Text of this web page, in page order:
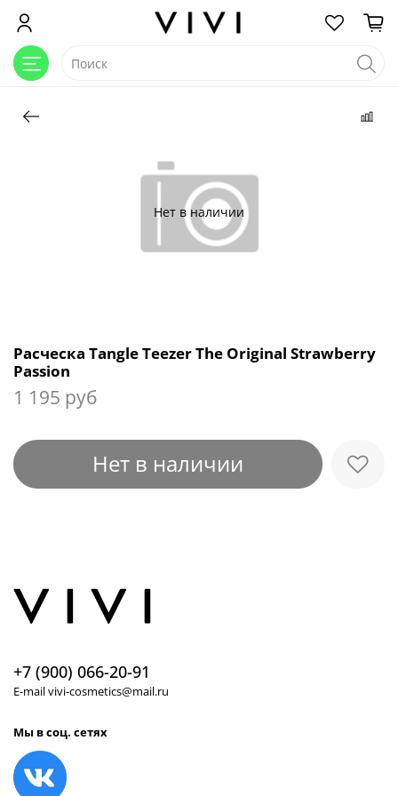
Нет в наличии
Расческа Tangle Teezer The Original Strawberry
Passion
1 195 руб
Нет в наличии
+7 (900) 066-20-91
E-mail vivi-cosmetics@mail.ru
Мы в соц. сетях